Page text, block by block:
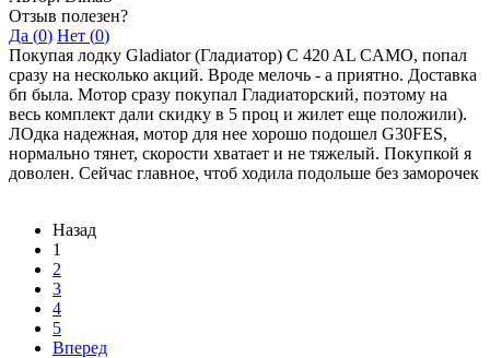
Отзыв полезен?
Да (0) Нет (0)
Покупая лодку Gladiator (Гладиатор) C 420 AL CAMO, попал
сразу на несколько акций. Вроде мелочь - а приятно. Доставка
бп была. Мотор сразу покупал Гладиаторский, поэтому на
весь комплект дали скидку в 5 проц и жилет еще положили).
ЛОдка надежная, мотор для нее хорошо подошел G30FES,
нормально тянет, скорости хватает и не тяжелый. Покупкой я
доволен. Сейчас главное, чтоб ходила подольше без заморочек
Назад
1
2
3
4
5
Вперед